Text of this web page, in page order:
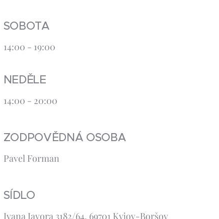
SOBOTA
14:00 - 19:00
NEDĚLE
14:00 - 20:00
ZODPOVĚDNÁ OSOBA
Pavel Forman
SÍDLO
Ivana Javora 3182/64, 69701 Kyjov-Boršov